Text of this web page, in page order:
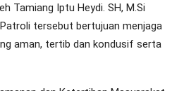
Tamiang Iptu Heydi. SH, M.Si
tersebut bertujuan menjaga
aman, tertib dan kondusif serta